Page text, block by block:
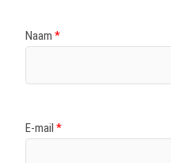
Naam *
E-mail *